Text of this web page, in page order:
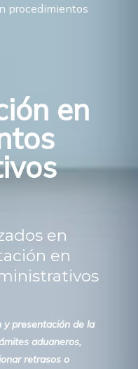
procedimientos
en
en
en
y presentación de la
aduaneros,
retrasos o